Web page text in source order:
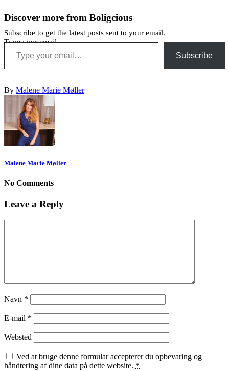
Discover more from Boligcious
Subscribe to get the latest posts sent to your email.
Type your email…
Subscribe
By Malene Marie Møller
Malene Marie Møller
No Comments
Leave a Reply
Navn *
E-mail *
Websted
Ved at bruge denne formular accepterer du opbevaring og
håndtering af dine data på dette website. *